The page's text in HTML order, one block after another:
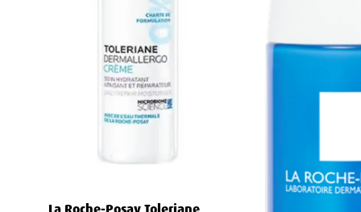
Reduserer eksisterende inflammasjon og irritasjon
Skaper et sunt mikromiljø på huden
Aqua Posae Filiformis - prebiotisk hudstøtte
Styrker hudens naturlige mikrobiom
Beskytter mot fremtidige irritasjoner